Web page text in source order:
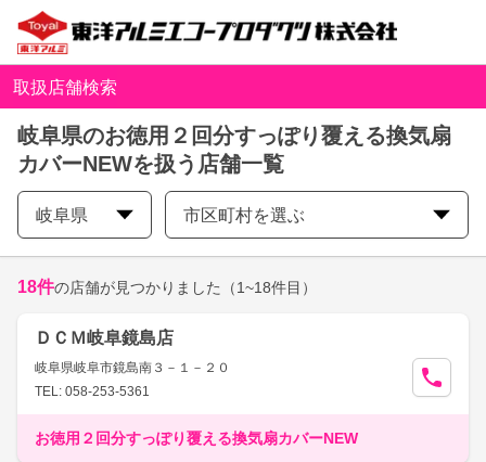
取扱店舗検索
岐阜県のお徳用２回分すっぽり覆える換気扇
カバーNEWを扱う店舗一覧
岐阜県 市区町村を選ぶ
18件の店舗が見つかりました （1~18件目）
ＤＣＭ岐阜鏡島店
岐阜県岐阜市鏡島南３－１－２０
TEL: 058-253-5361
お徳用２回分すっぽり覆える換気扇カバーNEW